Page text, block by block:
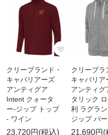
クリーブランド・
キャバリアーズ
アンティグア
Intent クォータ
ー-ジップ トップ
- ワイン
23,720円(税込)
クリーブラ
キャバリア
アンティグ
タリック
利 ラグラ
ジップ パー
21,690円(